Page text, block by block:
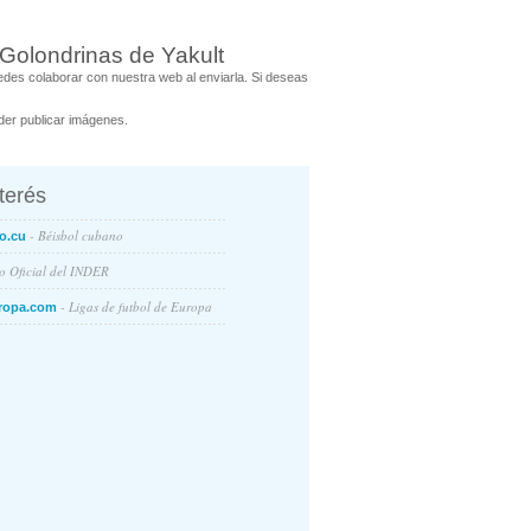
de Yakult
colaborar con nuestra web al enviarla. Si deseas
publicar imágenes.
- Béisbol cubano
Oficial del INDER
- Ligas de futbol de Europa